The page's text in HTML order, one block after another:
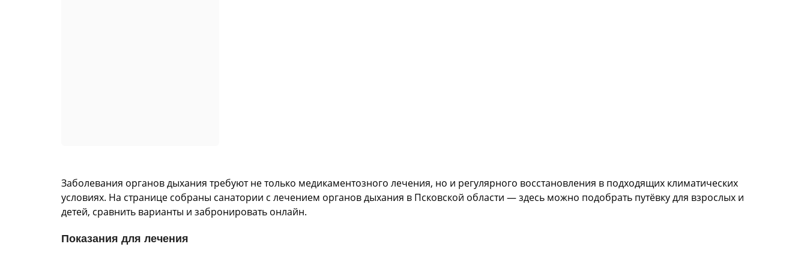
Заболевания органов дыхания требуют не только медикаментозного лечения, но и регулярного восстановления в подходящих климатических
условиях. На странице собраны санатории с лечением органов дыхания в Псковской области — здесь можно подобрать путёвку для взрослых и
детей, сравнить варианты и забронировать онлайн.
Показания для лечения